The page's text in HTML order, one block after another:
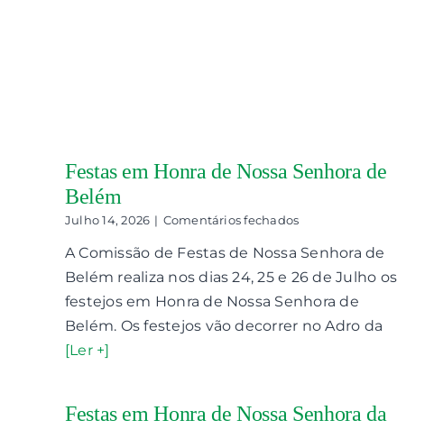
Festas em Honra de Nossa Senhora de
Belém
Julho 14, 2026 | Comentários fechadosem
em
Honra
Nossa
Senhora
A Comissão de Festas de Nossa Senhora de
Belém realiza nos dias 24, 25 e 26 de Julho os
festejos em Honra de Nossa Senhora de
Belém. Os festejos vão decorrer no Adro da
[Ler +]
Festas em Honra de Nossa Senhora da